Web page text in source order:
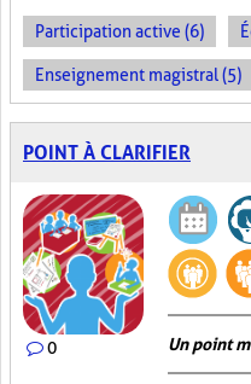
Participation active (6)
Enseignement magistral (5)
POINT À CLARIFIER
0 Un point